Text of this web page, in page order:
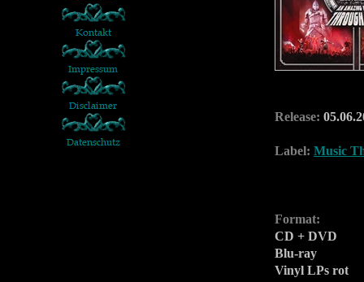
Release:
Label: Music
Format:
CD + DVD
Blu-ray
Vinyl LPs rot